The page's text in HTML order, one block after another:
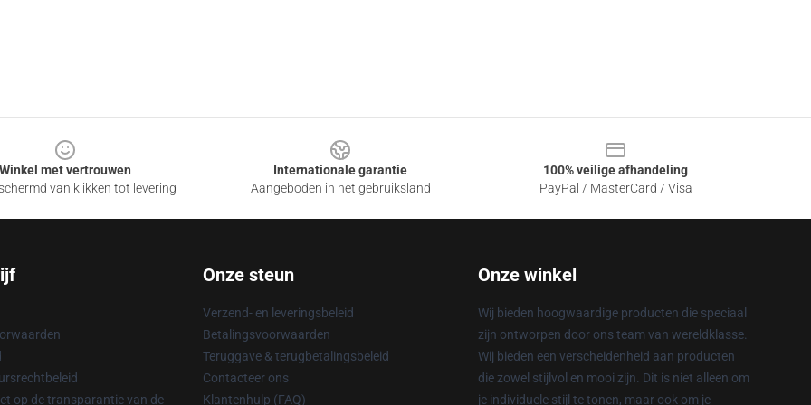
Winkel met vertrouwen
van klikken tot levering
Internationale garantie
Aangeboden in het gebruiksland
100% veilige afhandeling
PayPal / MasterCard / Visa
op de transparantie van de
Onze steun
Verzend- en leveringsbeleid
Betalingsvoorwaarden
Teruggave & terugbetalingsbeleid
Contacteer ons
Klantenhulp (FAQ)
Onze winkel
Wij bieden hoogwaardige producten die speciaal
zijn ontworpen door ons team van wereldklasse.
Wij bieden een verscheidenheid aan producten
die zowel stijlvol en mooi zijn. Dit is niet alleen om
je individuele stijl te tonen, maar ook om je